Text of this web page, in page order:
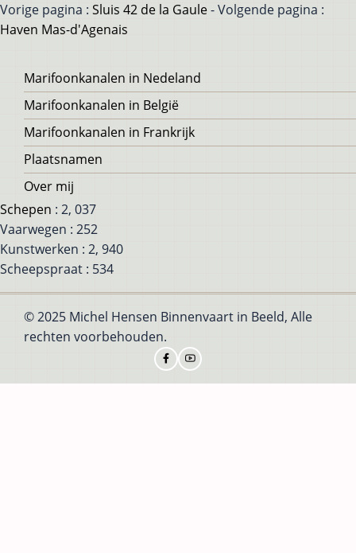
Vorige pagina : Sluis 42 de la Gaule- Volgende pagina :
Haven Mas-d'Agenais
Voet
Marifoonkanalen in Nedeland
Marifoonkanalen in België
Marifoonkanalen in Frankrijk
Plaatsnamen
Over mij
Schepen : 2, 037
Vaarwegen : 252
Kunstwerken : 2, 940
Scheepspraat : 534
© 2025 Michel Hensen Binnenvaart in Beeld, Alle
rechten voorbehouden.